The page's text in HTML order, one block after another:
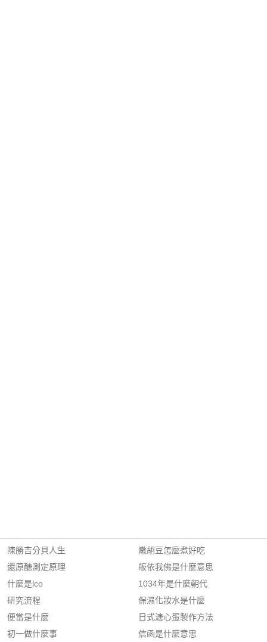
陳勝吉分貝人生
還原醣測定原理
什麼是lco
研究流程
便當是什麼
初一做什麼事
嫩胡豆怎麼煮好吃
皈依我佛是什麼意思
1034年是什麼朝代
保濕化妝水是什麼
日式溏心蛋製作方法
信函是什麼意思